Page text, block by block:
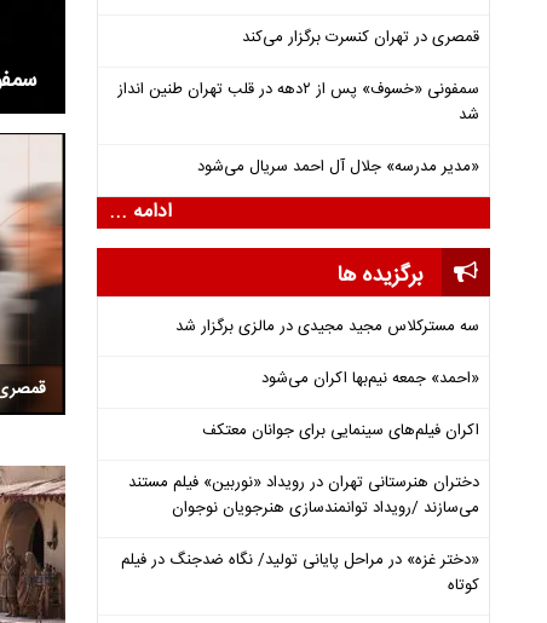
قمصری در تهران کنسرت برگزار می‌کند
سمفونی «خسوف» پس از ۲دهه در قلب تهران طنین انداز
شد
«مدیر مدرسه» جلال آل احمد سریال می‌شود
ادامه ...
برگزیده ها
سه مسترکلاس مجید مجیدی در مالزی برگزار شد
«احمد» جمعه نیم‌بها اکران می‌شود
اکران فیلم‌های سینمایی برای جوانان معتکف
دختران هنرستانی تهران در رویداد «نوربین» فیلم مستند
می‌سازند /رویداد توانمندسازی هنرجویان نوجوان
«دختر غزه» در مراحل پایانی تولید/ نگاه ضدجنگ در فیلم
کوتاه